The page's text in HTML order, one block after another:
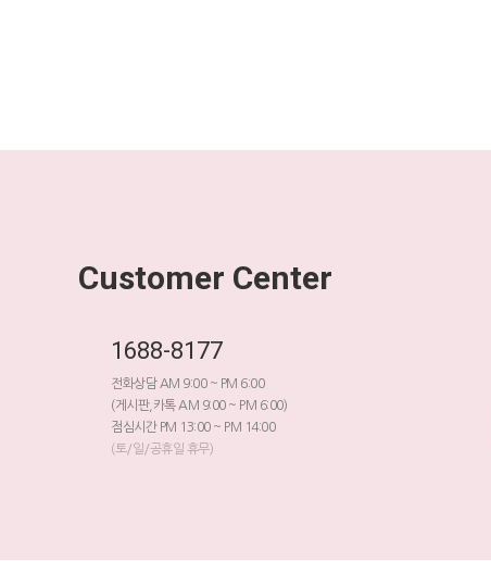
Customer Center
1688-8177
전화상담 AM 9:00 ~ PM 6:00
(게시판,카톡 AM 9:00 ~ PM 6:00)
점심시간 PM 13:00 ~ PM 14:00
(토/일/공휴일 휴무)